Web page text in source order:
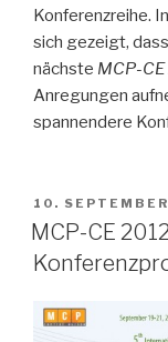
Konferenzreihe.
sich gezeigt,
nächste MCP-
Anregungen
spannendere
AM
10.
MCP-CE